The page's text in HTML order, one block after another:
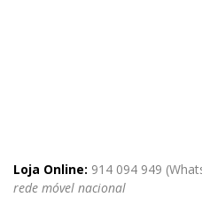
Loja Online: 914 094 949
rede móvel nacional